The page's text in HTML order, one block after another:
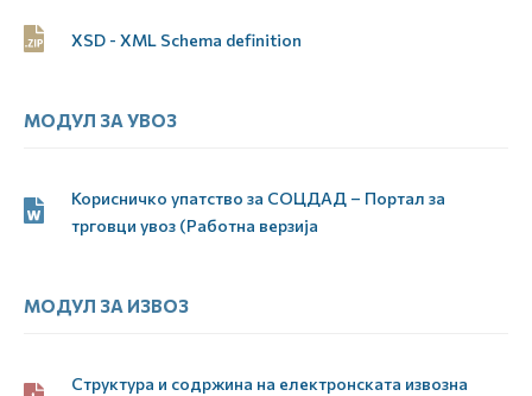
XSD - XML Schema definition
МОДУЛ ЗА УВОЗ
Корисничко упатство за СОЦДАД – Портал за
трговци увоз (Работна верзија
МОДУЛ ЗА ИЗВОЗ
Структура и содржина на електронската извозна